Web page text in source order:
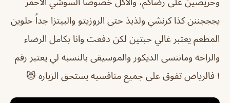
يجججننن كذا كرنشي ولذيذ حتى الروزيتو والبيتزا جداً حلوين
المطعم يعتبر غالي حبتين لكن دفعت وانا بكامل الرضاء
والراحه وماننسى الديكور والموسيقى بالنسبه لي يعتبر رقم
١ فالرياض تفوق على جميع منافسيه يستحق الزياره 😻